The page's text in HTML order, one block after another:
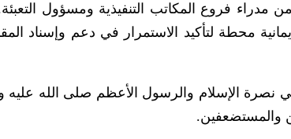
مدراء فروع المكاتب التنفيذية ومسؤول
محطة لتأكيد الاستمرار في دعم وإسناد
نصرة الإسلام والرسول الأعظم صلى الله عليه
والمستضعفين.